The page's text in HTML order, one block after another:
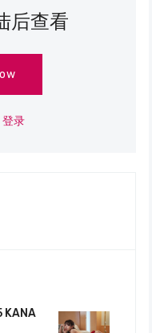
后查看
登录
KANA